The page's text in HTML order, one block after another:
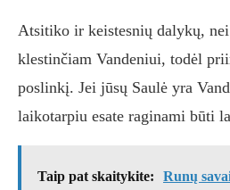
Atsitiko ir keistesnių dalykų,
klestinčiam Vandeniui, todėl
poslinkį. Jei jūsų Saulė yra
laikotarpiu esate raginami būti
Taip pat skaitykite: Runų